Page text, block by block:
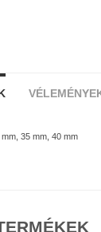
35 mm, 40 mm